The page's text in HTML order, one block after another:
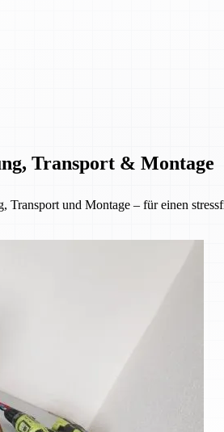
Transport & Montage
Transport und Montage – für einen